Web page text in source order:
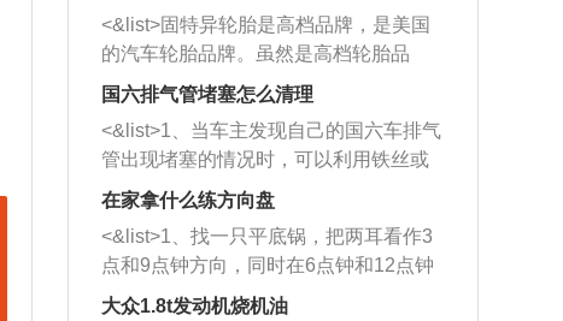
<&list>固特异轮胎是高档品牌，是美国
的汽车轮胎品牌。虽然是高档轮胎品
牌，但是中高低端的轮胎都有生产，这
也是为了更好的开拓市场。
国六排气管堵塞怎么清理
<&list>1、当车主发现自己的国六车排气
管出现堵塞的情况时，可以利用铁丝或
者是细棍，直接将杂物给取出来，如果
堵塞情况比较严重，也可以采取应急措
施。 <&list>2、直接利用木棍将所有的
杂物推到排气管里面的位置处，然后将
三元催化器拆解开，就可以将堵塞的东
在家拿什么练方向盘
<&list>1、找一只平底锅，把两耳看作3
点和9点钟方向，同时在6点钟和12点钟
方向做一个标记。 <&list>2、双手握住
大众1.8t发动机烧机油